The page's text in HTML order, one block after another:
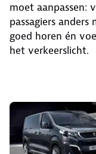
moet aanpassen:
passagiers
goed horen én
het verkeerslicht.